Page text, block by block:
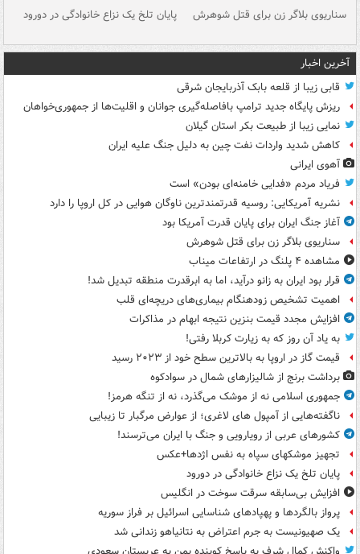
سناریوی بلاگر زن برای قتل شوهرش پایان تلخ یک نزاع خانوادگی در دورود
آخرین اخبار
قابی زیبا از قلعه بابک آذربایجان شرقی
ریزش پایگاه جدید ترامپ بافاصله‌گیری جوانان و اقلیت‌ها از جمهوری‌خواهان
نمایی زیبا از طبیعت بکر استان گیلان
کاهش شدید واردات نفت چین به دلیل جنگ علیه ایران
آهوی ایرانی
فریاد مردم «فدایی خامنه‌ای بودن» است
نشریه آمریکایی: روسیه قدرتمندترین ناوگان هوایی در کل اروپا را دارد
آغاز جنگ ایران برای پایان قدرت آمریکا بود
سناریوی بلاگر زن برای قتل شوهرش
مشاهده ۴ پلنگ در ارتفاعات میناب
قرار بود ایران به زانو درآید، اما به ابرقدرت منطقه تبدیل شد!
اهمیت تشخیص زودهنگام بیماری‌های دریچه‌ای قلب
افزایش مجدد قیمت بنزین نتیجه ابهام در مذاکرات
به یاد آن روز که به زیارت کربلا رفتی!
قیمت گاز در اروپا به بالاترین سطح خود از ۲۰۲۳ رسید
برداشت برنج از شالیزارهای شمال در سوادکوه
جمهوری اسلامی نه از موشک می‌گذرد، نه از تنگه هرمز!
ناگفته‌هایی از آمپول های لاغری؛ از عوارض مرگبار تا زیبایی
کشورهای عربی از رویارویی و جنگ با ایران می‌ترسند!
تجهیز موشکهای سپاه به نفس اژدها+عکس
پایان تلخ یک نزاع خانوادگی در دورود
افزایش بی‌سابقه سرقت سوخت در انگلیس
پرواز بالگردها و پهپادهای شناسایی اسرائیل بر فراز سوریه
یک صهیونیست به جرم اعتراض به نتانیاهو زندانی شد
واکنش کمال شرف به پاسخ کوبنده یمن به عربستان سعودی